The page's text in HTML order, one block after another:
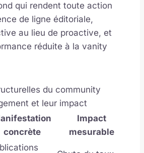
qui rendent toute action
de ligne éditoriale,
au lieu de proactive, et
réduite à la vanity
du community
et leur impact
concrète
Impact
mesurable